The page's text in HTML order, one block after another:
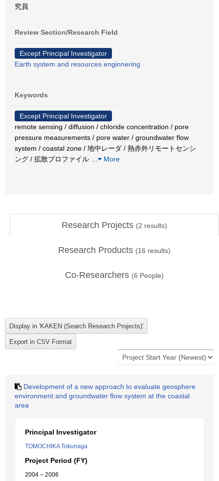
究員
Review Section/Research Field
Except Principal Investigator
Earth system and resources enginnering
Keywords
Except Principal Investigator
remote sensing / diffusion / chloride concentration / pore
pressure measurements / pore water / groundwater flow
system / coastal zone / 地中レーダ / 熱赤外リモートセンシ
ング / 拡散プロファイル
More
Research Projects (2 results)
Research Products (16 results)
Co-Researchers (6 People)
Development of a new approach to evaluate geosphere
environment and groundwater flow system at the coastal
area
Principal Investigator
TOMOCHIKA Tokunaga
Project Period (FY)
2004 – 2006